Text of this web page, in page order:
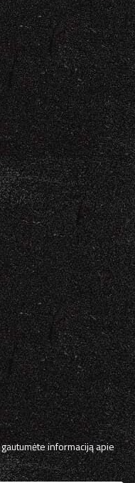
informaciją apie